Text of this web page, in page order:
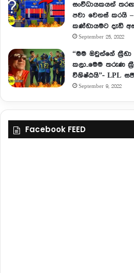
සංවිධායකයන්
පවා වෙනස් කරයි –
කණ්ඩායමට දැඩි
September 25, 2022
“මම ඔවුන්ගේ
කලා..මෙම තරුණ
විශිෂ්ඨයි”- LPL
September 9, 2022
Facebook FEED